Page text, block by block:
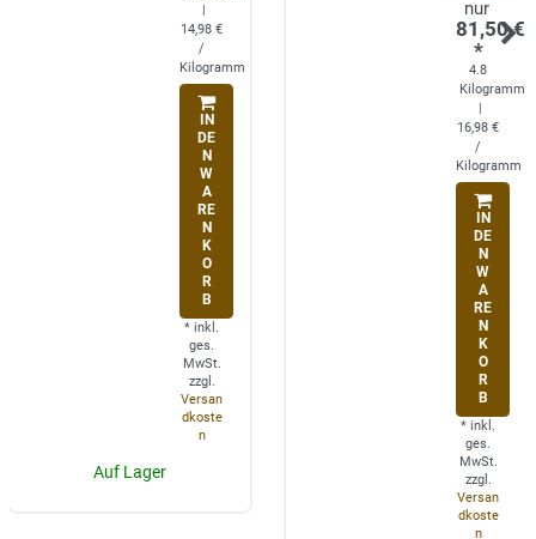
|
14,98 €
/
Kilogramm
IN
DE
N
W
A
RE
N
K
O
R
B
* inkl.
ges.
MwSt.
zzgl.
Versan
dkoste
n
Auf Lager
81,50 €
*
4.8
Kilogramm
|
16,98 €
/
Kilogramm
IN
DE
N
W
A
RE
N
K
O
R
B
* inkl.
ges.
MwSt.
zzgl.
Versan
dkoste
n